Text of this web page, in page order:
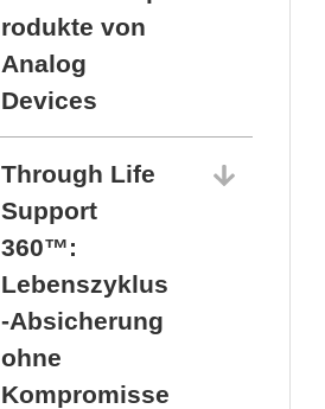
rodukte von
Analog
Devices
Through Life
Support
360™:
Lebenszyklus
-Absicherung
ohne
Kompromisse